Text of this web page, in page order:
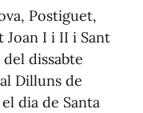
Postiguet,
Joan I i II i Sant
del dissabte
Dilluns de
dia de Santa